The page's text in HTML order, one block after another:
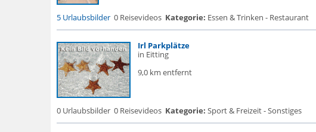
5 Urlaubsbilder 0 Reisevideos Kategorie: Essen & Trinken - Restaurant
Irl Parkplätze
in Eitting
9,0 km entfernt
0 Urlaubsbilder 0 Reisevideos Kategorie: Sport & Freizeit - Sonstiges